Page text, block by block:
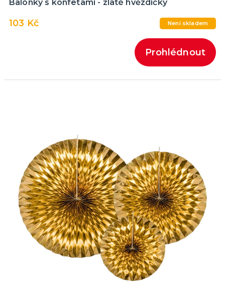
Balónky s konfetami - zlaté hvězdičky
103 Kč Není skladem
Prohlédnout